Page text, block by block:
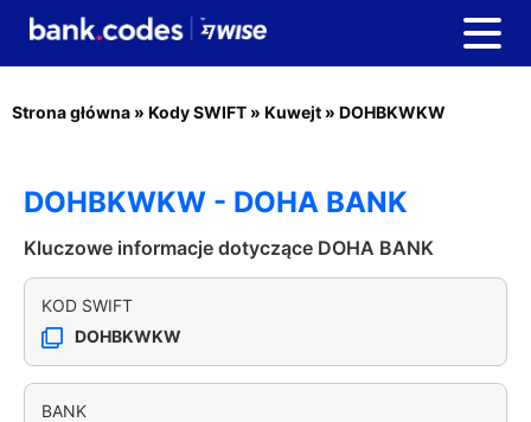
Strona główna » Kody SWIFT » Kuwejt » DOHBKWKW
DOHBKWKW - DOHA BANK
Kluczowe informacje dotyczące DOHA BANK
KOD SWIFT
DOHBKWKW
BANK